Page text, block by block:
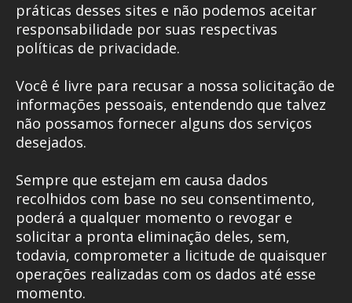
práticas desses sites e não podemos aceitar
responsabilidade por suas respectivas
políticas de privacidade.
Você é livre para recusar a nossa solicitação de
informações pessoais, entendendo que talvez
não possamos fornecer alguns dos serviços
desejados.
Sempre que estejam em causa dados
recolhidos com base no seu consentimento,
poderá a qualquer momento o revogar e
solicitar a pronta eliminação deles, sem,
todavia, comprometer a licitude de quaisquer
operações realizadas com os dados até esse
momento.